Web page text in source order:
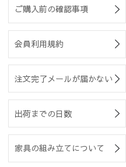
ご購入前の確認事項
会員利用規約
注文完了メールが届かない
出荷までの日数
家具の組み立てについて